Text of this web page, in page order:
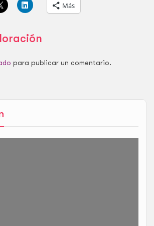
Más
para publicar un comentario.